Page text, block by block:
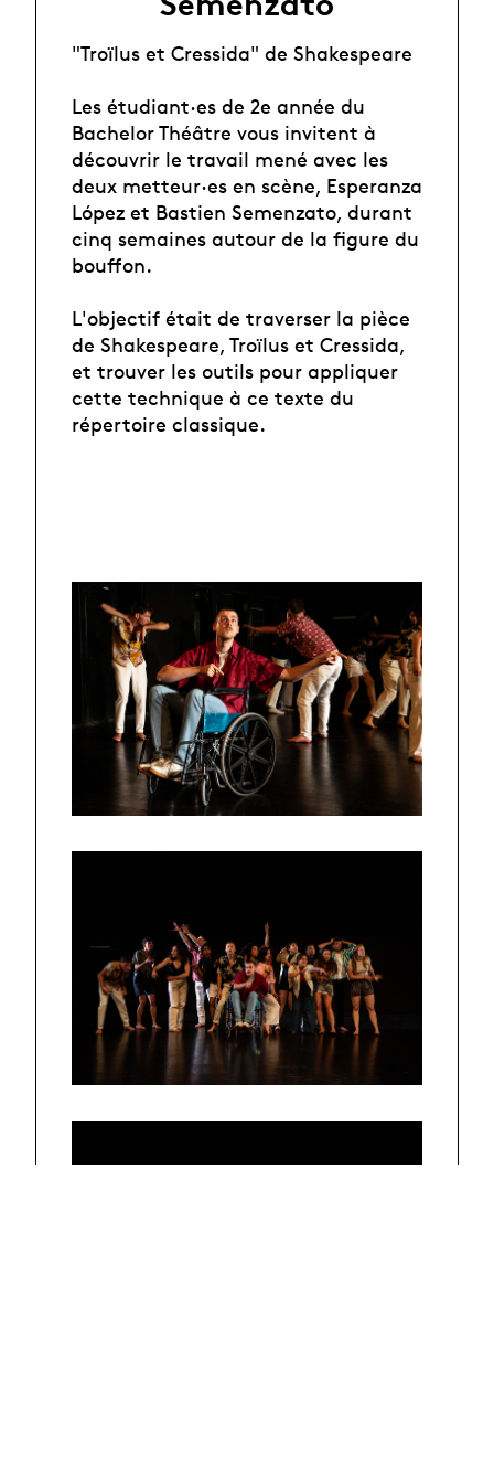
"Troïlus et Cressida" de Shakespeare
Les étudiant·es de 2e année du
Bachelor Théâtre vous invitent à
découvrir le travail mené avec les
deux metteur·es en scène, Esperanza
López et Bastien Semenzato, durant
cinq semaines autour de la figure du
bouffon.
L'objectif était de traverser la pièce
de Shakespeare, Troïlus et Cressida,
et trouver les outils pour appliquer
cette technique à ce texte du
répertoire classique.